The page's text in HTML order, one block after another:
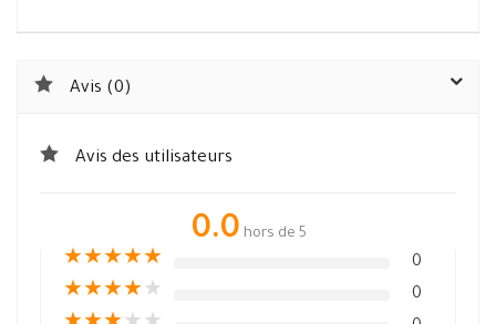
Avis (0)
Avis des utilisateurs
0.0 hors de 5
★★★★★ 0
★★★★★ 0